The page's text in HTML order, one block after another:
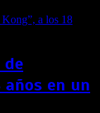
de
años en un